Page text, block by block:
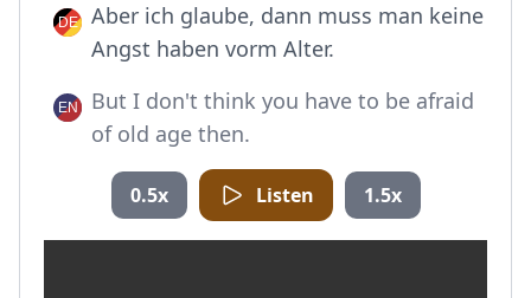
Aber ich glaube, dann muss man keine
Angst haben vorm Alter.
But I don't think you have to be afraid
of old age then.
0.5x Listen 1.5x